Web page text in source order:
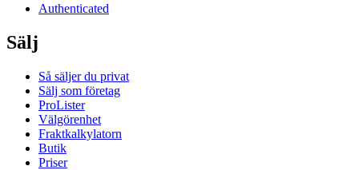
Authenticated
Sälj
Så säljer du privat
Sälj som företag
ProLister
Välgörenhet
Fraktkalkylatorn
Butik
Priser